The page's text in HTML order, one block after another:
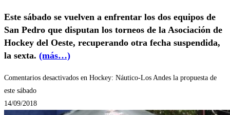
Este sábado se vuelven a enfrentar los dos equipos de
San Pedro que disputan los torneos de la Asociación de
Hockey del Oeste, recuperando otra fecha suspendida,
la sexta. (más…)
Comentarios desactivados en Hockey: Náutico-Los Andes la propuesta de
este sábado
14/09/2018